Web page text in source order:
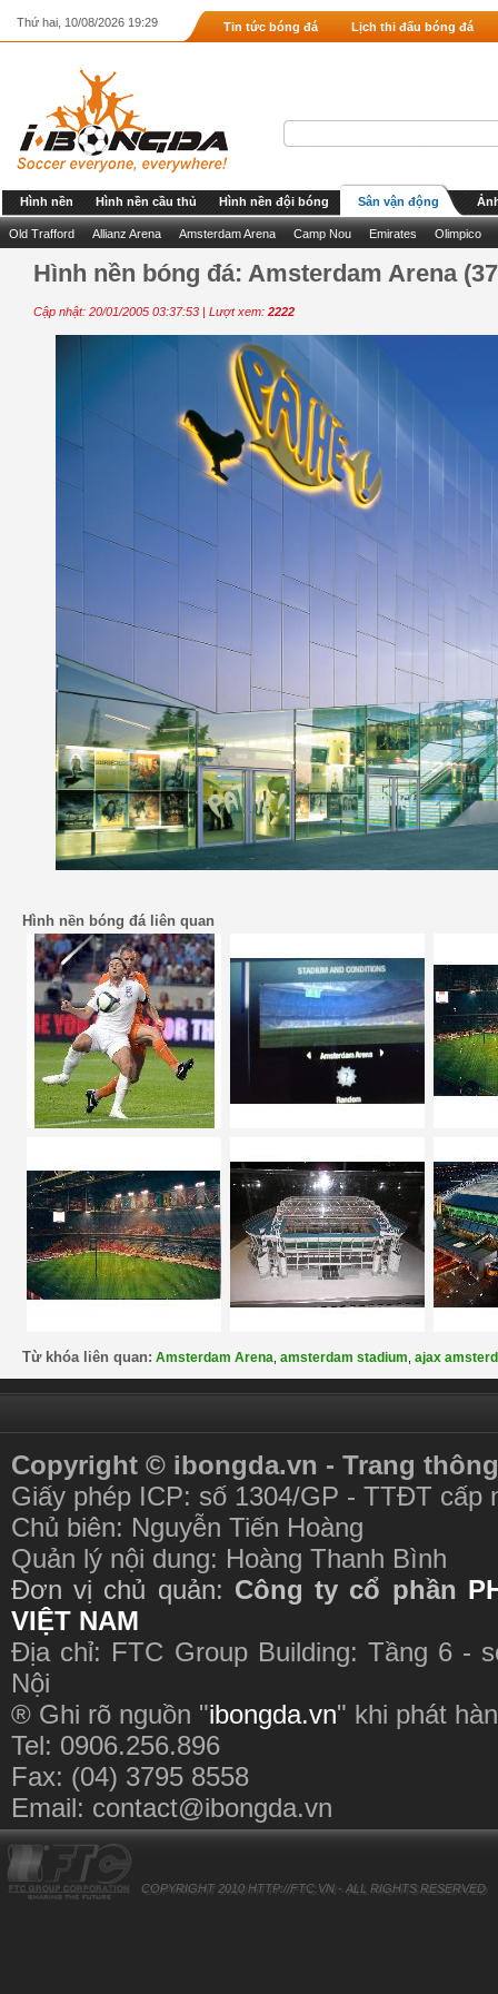
Thứ hai, 10/08/2026 19:29 Tin tức bóng đá Lịch thi đấu bóng đá
Hình nền Hình nền cầu thủ Hình nền đội bóng Sân vận động
Old Trafford Allianz Arena Amsterdam Arena Camp Nou Emirates Olimpico
Hình nền bóng đá: Amsterdam Arena
Cập nhật: 20/01/2005 03:37:53 | Lượt xem: 2222
Hình nền bóng đá liên quan
Từ khóa liên quan: Amsterdam Arena amsterdam stadium ajax
Copyright © ibongda.vn - Trang
Giấy phép ICP: số 1304/GP - TTĐT cấp
Chủ biên: Nguyễn Tiến Hoàng
Quản lý nội dung: Hoàng Thanh Bình
Đơn vị chủ quản: Công ty cổ phần
VIỆT NAM
Địa chỉ: FTC Group Building: Tầng 6 -
Nội
® Ghi rõ nguồn "ibongda.vn" khi phát
Tel: 0906.256.896
Fax: (04) 3795 8558
Email: contact@ibongda.vn
COPYRIGHT 2010 HTTP://FTC.VN - ALL RIGHTS RESERVED